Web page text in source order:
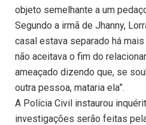
objeto semelhante a um
Segundo a irmã de Jhanny,
casal estava separado há
não aceitava o fim do
ameaçado dizendo que, se
outra pessoa, mataria ela”.
A Polícia Civil instaurou
investigações serão feitas